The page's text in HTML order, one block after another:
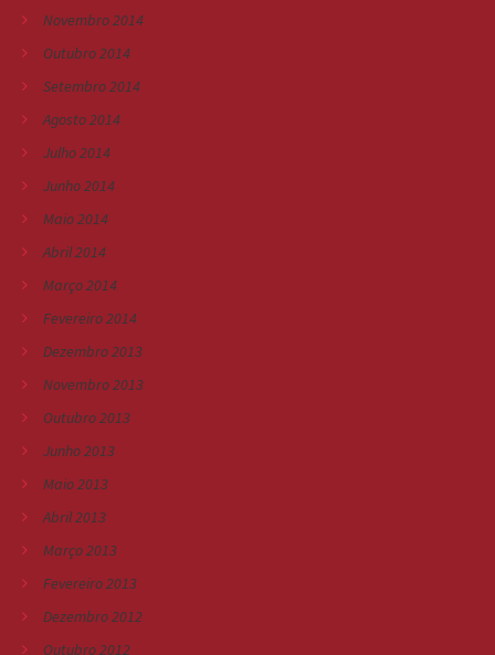
Novembro 2014
Outubro 2014
Setembro 2014
Agosto 2014
Julho 2014
Junho 2014
Maio 2014
Abril 2014
Março 2014
Fevereiro 2014
Dezembro 2013
Novembro 2013
Outubro 2013
Junho 2013
Maio 2013
Abril 2013
Março 2013
Fevereiro 2013
Dezembro 2012
Outubro 2012